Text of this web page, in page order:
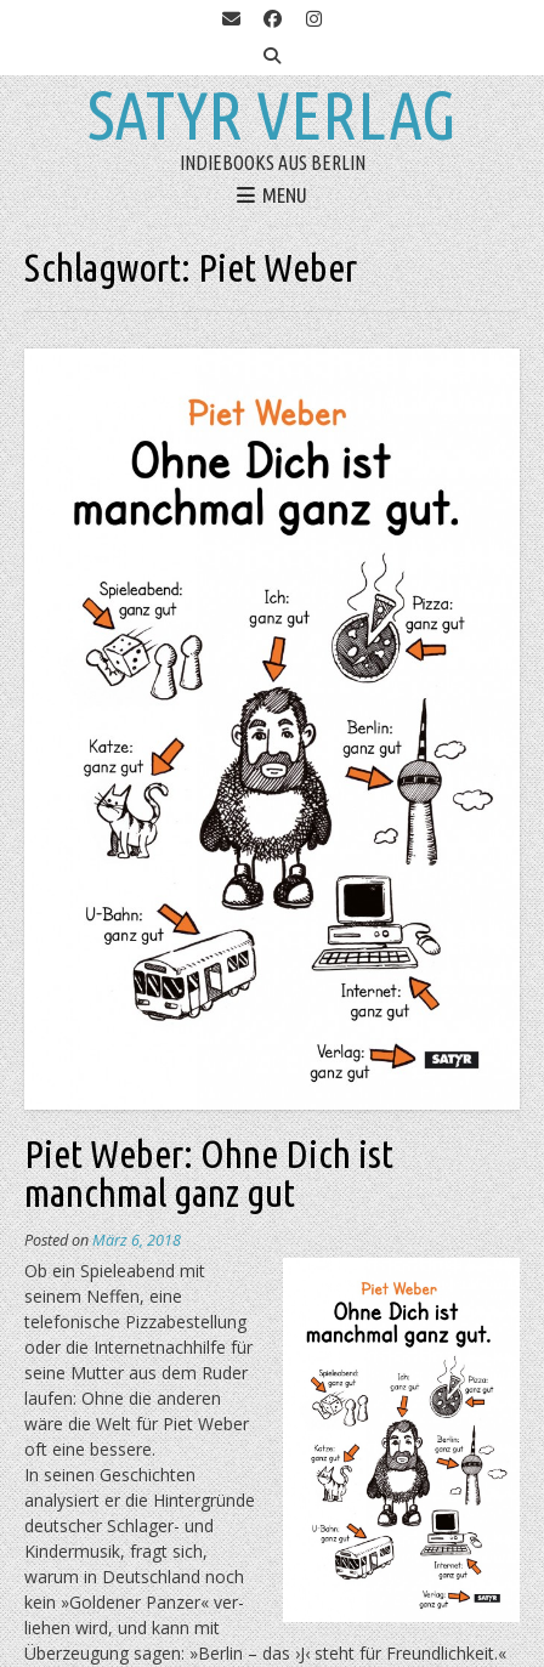
SATYR VERLAG
INDIEBOOKS AUS BERLIN
MENU
Schlagwort:Piet Weber
Piet Weber: Ohne Dich ist
manchmal ganz gut
Posted onMärz 6, 2018
Ob ein Spieleabend mit
seinem Neffen, eine
telefonische Pizzabestellung
oder die Internetnachhilfe für
seine Mutter aus dem Ruder
laufen: Ohne die anderen
wäre die Welt für Piet Weber
oft eine bessere.
In seinen Geschichten
analysiert er die Hintergründe
deutscher Schlager- und
Kindermusik, fragt sich,
warum in Deutschland noch
kein »Goldener Panzer« ver­
liehen wird, und kann mit
Überzeugung sagen: »Berlin – das ›J‹ steht für Freundlichkeit.«